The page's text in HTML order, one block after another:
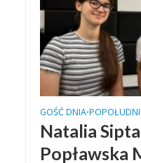
GOŚĆ DNIA•
Natalia
Popławska